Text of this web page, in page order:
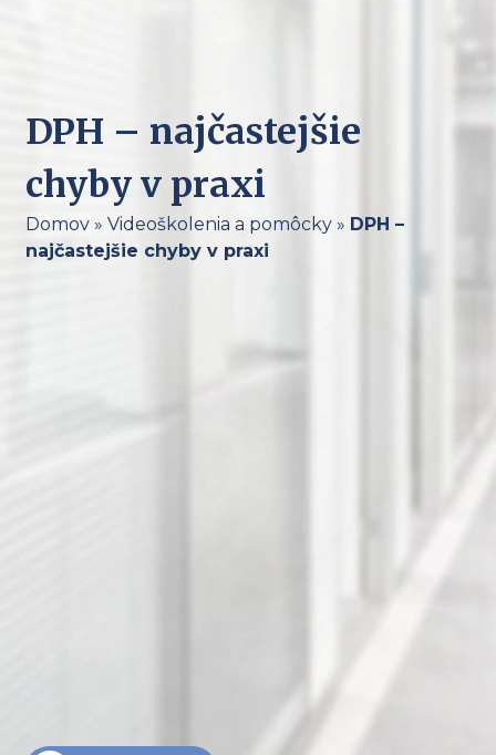
DPH – najčastejšie
chyby v praxi
Domov» Videoškolenia a pomôcky» DPH –
najčastejšie chyby v praxi